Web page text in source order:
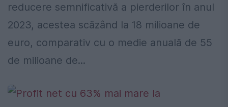
reducere semnificativă a pierderilor în anul
2023, acestea scăzând la 18 milioane de
euro, comparativ cu o medie anuală de 55
de milioane de...